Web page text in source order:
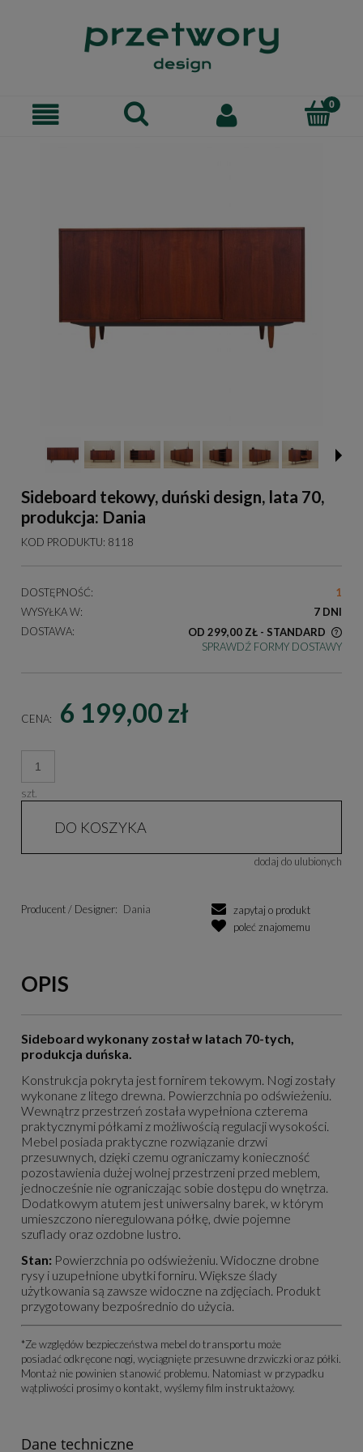
Sideboard tekowy, duński design, lata 70,
produkcja: Dania
KOD PRODUKTU: 8118
DOSTĘPNOŚĆ:
1
WYSYŁKA W:
7 DNI
DOSTAWA:
OD 299,00 ZŁ - STANDARD
KOSZT DOSTAWY DOTYCZY PRZESYŁEK NA TERENIE
SPRAWDŹ FORMY DOSTAWY
CENA: 6 199,00 zł
szt.
DO KOSZYKA
dodaj do ulubionych
Producent / Designer: Dania
zapytaj o produkt
poleć znajomemu
OPIS
Sideboard wykonany został w latach 70-tych,
produkcja duńska.
Konstrukcja pokryta jest fornirem tekowym. Nogi zostały
wykonane z litego drewna. Powierzchnia po odświeżeniu.
Wewnątrz przestrzeń została wypełniona czterema
praktycznymi półkami z możliwością regulacji wysokości.
Mebel posiada praktyczne rozwiązanie drzwi
przesuwnych, dzięki czemu ograniczamy konieczność
pozostawienia dużej wolnej przestrzeni przed meblem,
jednocześnie nie ograniczając sobie dostępu do wnętrza.
Dodatkowym atutem jest uniwersalny barek, w którym
umieszczono nieregulowana półkę, dwie pojemne
szuflady oraz ozdobne lustro.
Stan: Powierzchnia po odświeżeniu. Widoczne drobne
rysy i uzupełnione ubytki forniru. Większe ślady
użytkowania są zawsze widoczne na zdjęciach. Produkt
przygotowany bezpośrednio do użycia.
*Ze względów bezpieczeństwa mebel do transportu może
posiadać odkręcone nogi, wyciągnięte przesuwne drzwiczki oraz półki.
Montaż nie powinien stanowić problemu. Natomiast w przypadku
wątpliwości prosimy o kontakt, wyślemy film instruktażowy.
Dane techniczne